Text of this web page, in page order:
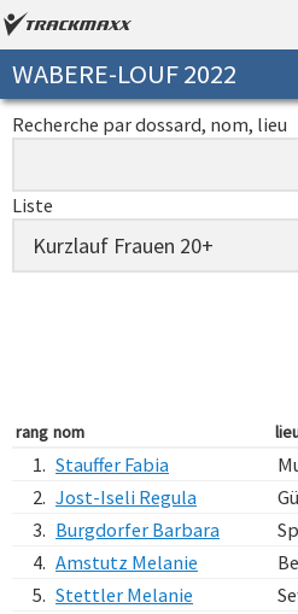
WABERE-LOUF 2022
Recherche par dossard, nom, lieu
Liste
rang nom
1. Stauffer Fabia
2. Jost-Iseli Regula
3. Burgdorfer Barbara
4. Amstutz Melanie
5. Stettler Melanie